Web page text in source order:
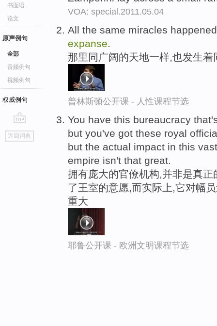
书面语
论文
原声例句
全部
音频例句
视频例句
权威例句
go
top
返回词典
VOA: special.2011.05.04
All the same miracles
expanse.
那里同广阔的天地一样,也发生着
普林斯顿公开课 - 人性课程节选
You have this bureaucracy
but you've got these royal
but the actual impact in this
empire isn't that great.
拥有庞大的官僚机构,并非是真
了王室的意愿,而实际上,它对幅
重大
耶鲁公开课 - 欧洲文明课程节选